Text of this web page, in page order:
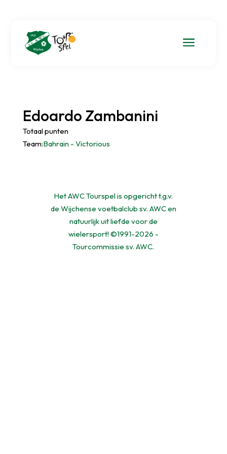
a
Edoardo Zambanini
Totaal punten
Team:Bahrain - Victorious
Het AWC Tourspel is opgericht t.g.v.
de Wijchense voetbalclub sv. AWC en
natuurlijk uit liefde voor de
wielersport! ©1991-2026 -
Tourcommissie sv. AWC.